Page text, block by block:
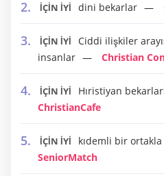
İÇİN İYİ dini bekarlar
İÇİN İYİ
Ciddi ilişkiler
insanlar
Christian
İÇİN İYİ
Hıristiyan
ChristianCafe
İÇİN İYİ
kıdemli bir ortakla
SeniorMatch